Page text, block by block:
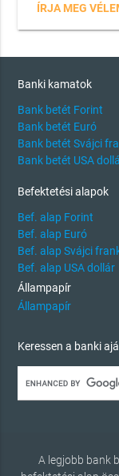
ÍRJA MEG
Banki kamatok
Bank betét Forint
Bank betét Euró
Bank betét Svájci
Bank betét USA
Befektetési alapok
Bef. alap Forint
Bef. alap Euró
Bef. alap Svájci
Bef. alap USA dollár
Állampapír
Állampapír
Keressen a banki
A legjobb bank